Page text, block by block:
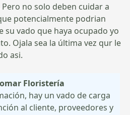
no solo deben cuidar a
potencialmente podrian
su vado que haya ocupado yo
Ojala sea la última vez qur le
asi.
Floristería
hay un vado de carga
al cliente, proveedores y